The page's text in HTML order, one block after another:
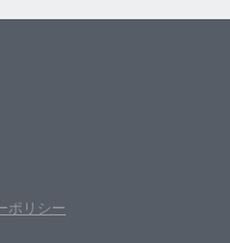
ポリシー